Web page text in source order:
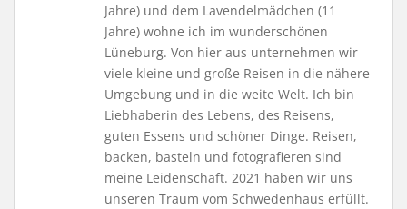
Jahre) und dem Lavendelmädchen (11
Jahre) wohne ich im wunderschönen
Lüneburg. Von hier aus unternehmen wir
viele kleine und große Reisen in die nähere
Umgebung und in die weite Welt. Ich bin
Liebhaberin des Lebens, des Reisens,
guten Essens und schöner Dinge. Reisen,
backen, basteln und fotografieren sind
meine Leidenschaft. 2021 haben wir uns
unseren Traum vom Schwedenhaus erfüllt.